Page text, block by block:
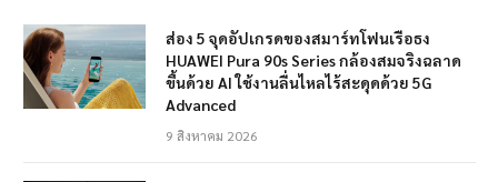
ส่อง 5 จุดอัปเกรดของสมาร์ทโฟนเรือธง
HUAWEI Pura 90s Series กล้องสมจริงฉลาด
ขึ้นด้วย AI ใช้งานลื่นไหลไร้สะดุดด้วย 5G
Advanced
9 สิงหาคม 2026